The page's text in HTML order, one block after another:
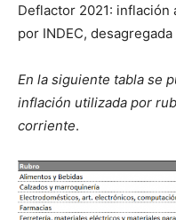
Deflactor 2021: inflación
por INDEC,
En la siguiente tabla se
inflación utilizada por
corriente.